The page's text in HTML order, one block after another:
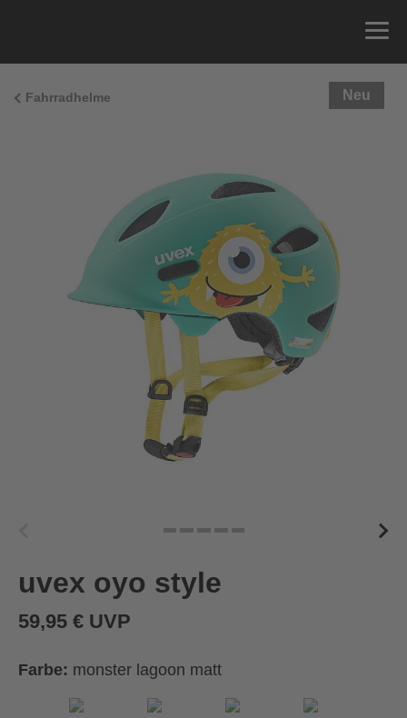
Fahrradhelme Neu
uvex oyo style
59,95 € UVP
Farbe: monster lagoon matt